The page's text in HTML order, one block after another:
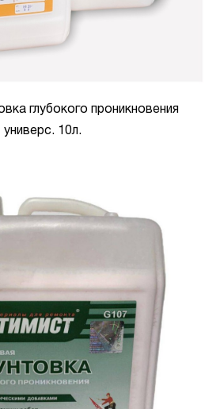
глубокого проникновения
универс. 10л.